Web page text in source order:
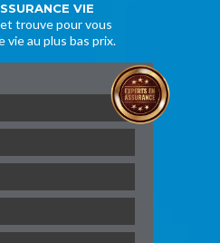
VIE
trouve pour vous
vie au plus bas prix.